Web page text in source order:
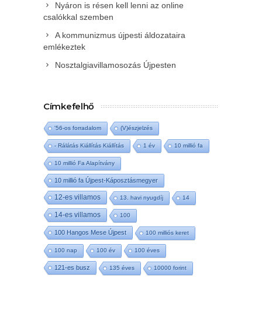
Nyáron is résen kell lenni az online
csalókkal szemben
A kommunizmus újpesti áldozataira
emlékeztek
Nosztalgiavillamosozás Újpesten
Címkefelhő
'56-os forradalom (V)észjelzés
- Rálátás Kiállítás Kiállítás 1 év 10 millió fa
10 millió Fa Alapítvány
10 millió fa Újpest-Káposztásmegyer
12-es villamos 13. havi nyugdíj 14
14-es villamos 100
100 Hangos Mese Újpest 100 milliós keret
100 nap 100 év 100 éves
121-es busz 135 éves 10000 forint